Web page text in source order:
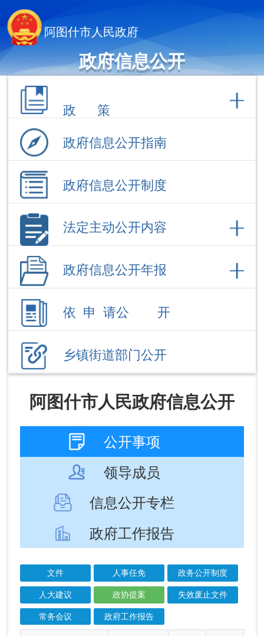
阿图什市人民政府
政府信息公开
政府信息公开指南
政府信息公开制度
法定主动公开内容
政府信息公开年报
依 申 请公 开
阿图什市人民政府信息公开
领导成员
政府工作报告
人事任免
政务公开制度
人大建议
政协提案
失效废止文件
常务会议
政府工作报告
信息标题 文 号
成文
日期
日期
关于对自治州政
协十四届四次会
议委员第92号...
阿政提字
〔2025〕
14号
2025-
06-20
2025-
06-20
关于对自治州政
阿政提字
2025-
2025-